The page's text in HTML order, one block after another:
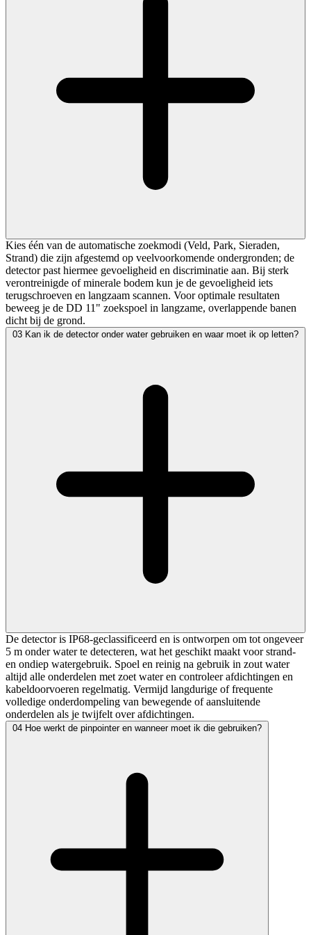
Kies één van de automatische zoekmodi (Veld, Park, Sieraden,
Strand) die zijn afgestemd op veelvoorkomende ondergronden; de
detector past hiermee gevoeligheid en discriminatie aan. Bij sterk
verontreinigde of minerale bodem kun je de gevoeligheid iets
terugschroeven en langzaam scannen. Voor optimale resultaten
beweeg je de DD 11" zoekspoel in langzame, overlappende banen
dicht bij de grond.
03 Kan ik de detector onder water gebruiken en waar moet ik op letten?
De detector is IP68-geclassificeerd en is ontworpen om tot ongeveer
5 m onder water te detecteren, wat het geschikt maakt voor strand-
en ondiep watergebruik. Spoel en reinig na gebruik in zout water
altijd alle onderdelen met zoet water en controleer afdichtingen en
kabeldoorvoeren regelmatig. Vermijd langdurige of frequente
volledige onderdompeling van bewegende of aansluitende
onderdelen als je twijfelt over afdichtingen.
04 Hoe werkt de pinpointer en wanneer moet ik die gebruiken?